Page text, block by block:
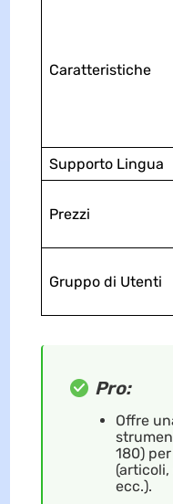
Caratteristiche
Supporto Lingua
Prezzi
Gruppo di Utenti
Pro:
Offre
180)
ecc.).